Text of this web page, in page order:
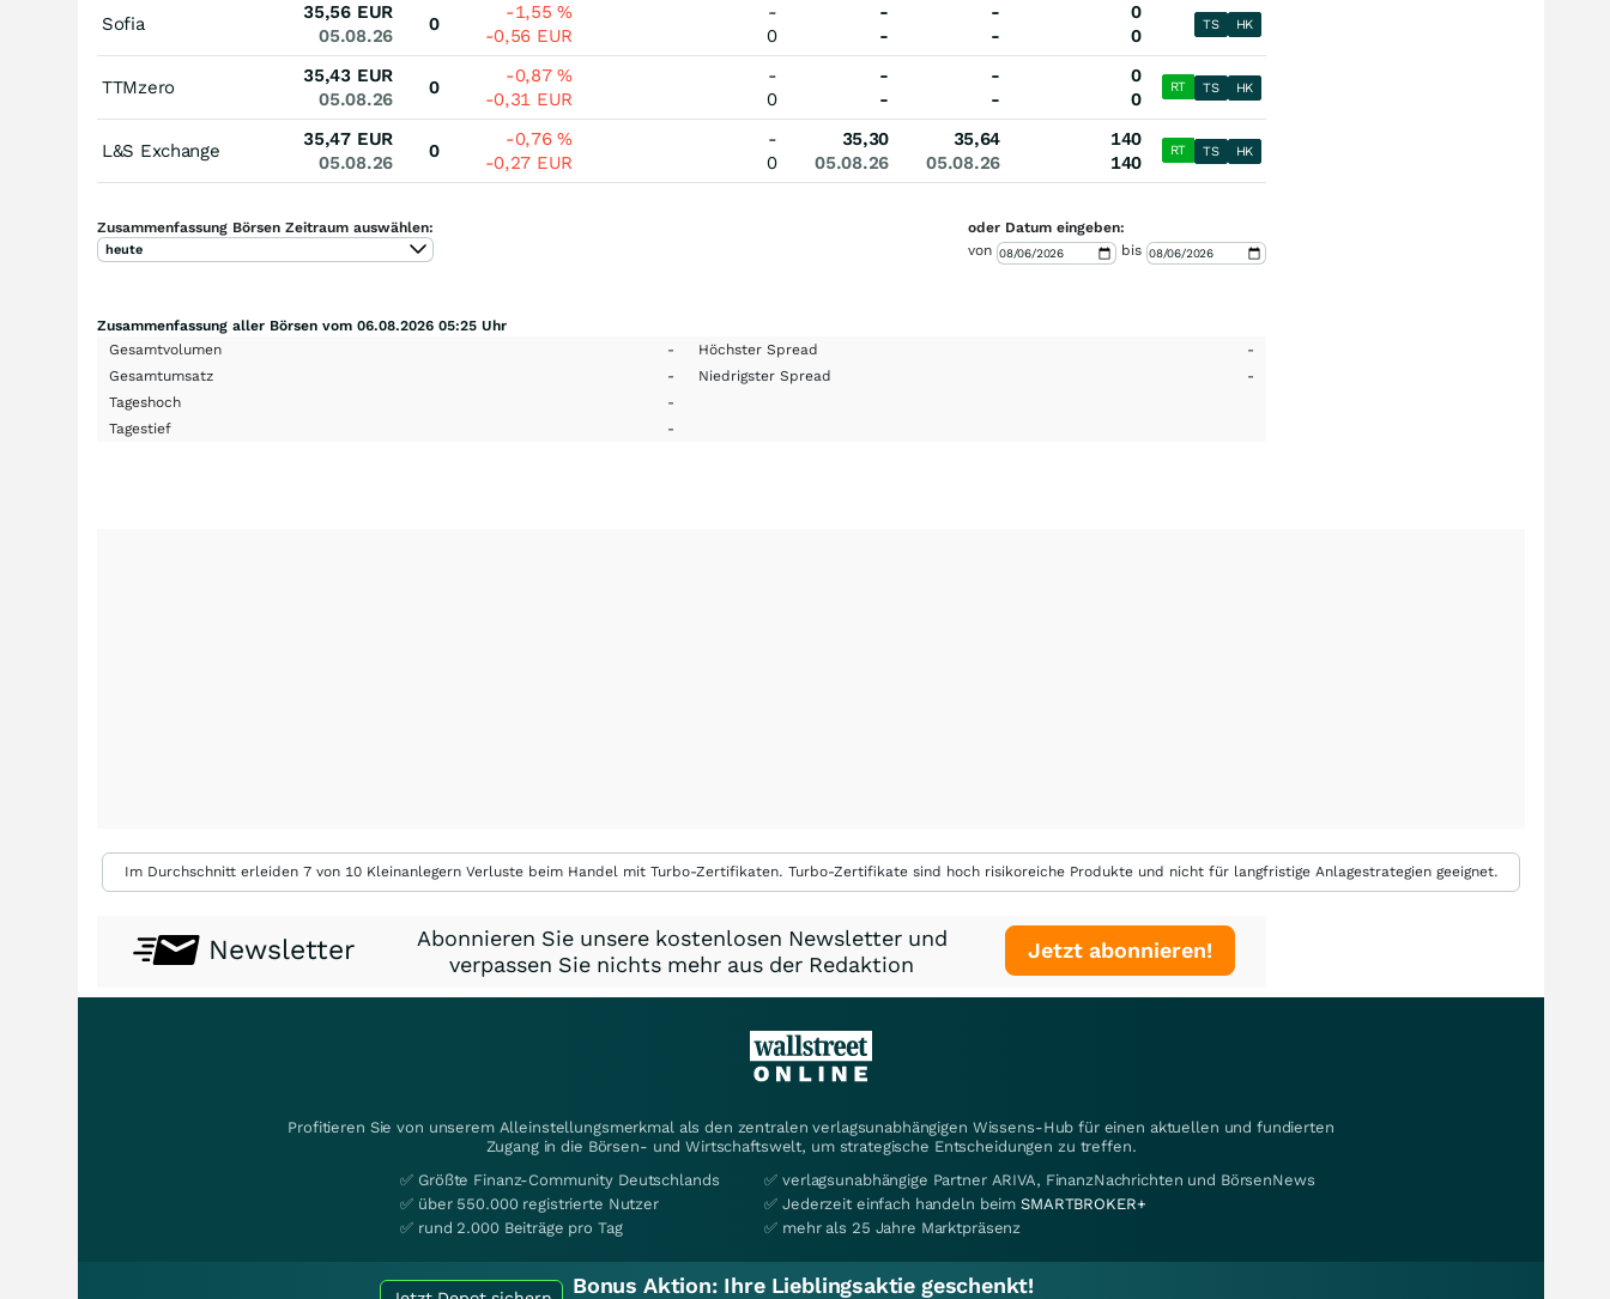
Sofia
35,56 EUR
05.08.26
0
-1,55%
-0,56 EUR
-
0
-
-
-
-
0
0
TS HK
TTMzero
35,43 EUR
05.08.26
0
-0,87%
-0,31 EUR
-
0
-
-
-
-
0
0
RT TS HK
L&S Exchange
35,47 EUR
05.08.26
0
-0,76%
-0,27 EUR
-
0
35,30
05.08.26
35,64
05.08.26
140
140
RT TS HK
Zusammenfassung Börsen Zeitraum auswählen:
heute
oder Datum eingeben:
von
bis
Zusammenfassung aller Börsen vom 06.08.2026 05:25 Uhr
Gesamtvolumen
- Höchster Spread
-
Gesamtumsatz
- Niedrigster Spread
-
Tageshoch
-
Tagestief
-
Im Durchschnitt erleiden 7 von 10 Kleinanlegern Verluste beim Handel mit Turbo-Zertifikaten. Turbo-Zertifikate sind hoch risikoreiche Produkte und nicht für langfristige Anlagestrategien geeignet.
Newsletter
Abonnieren Sie unsere kostenlosen Newsletter und
verpassen Sie nichts mehr aus der Redaktion
Jetzt abonnieren!
Profitieren Sie von unserem Alleinstellungsmerkmal als den zentralen verlagsunabhängigen Wissens-Hub für einen aktuellen und fundierten
Zugang in die Börsen- und Wirtschaftswelt, um strategische Entscheidungen zu treffen.
✅ Größte Finanz-Community Deutschlands
✅ über 550.000 registrierte Nutzer
✅ rund 2.000 Beiträge pro Tag
✅ verlagsunabhängige Partner ARIVA, FinanzNachrichten und BörsenNews
✅ Jederzeit einfach handeln beimSMARTBROKER+
✅ mehr als 25 Jahre Marktpräsenz
Bonus Aktion: Ihre Lieblingsaktie geschenkt!